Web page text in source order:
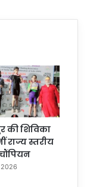
की शिविका
राज्य स्तरीय
2026